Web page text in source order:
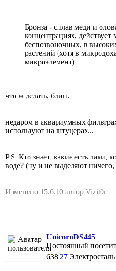
Бронза - сплав меди и
концентрациях, действует
беспозвоночных, в
растений (хотя в
микроэлемент).
что ж делать, блин.
недаром в аквариумных
используют на штуцерах...
P.S. Кто знает, какие есть лаки,
воде? (ну и не выделяют ничего,
Изменено 15.6.10 автор Vizit0r
UnicornDS445
Постоянный
638 27 Электросталь